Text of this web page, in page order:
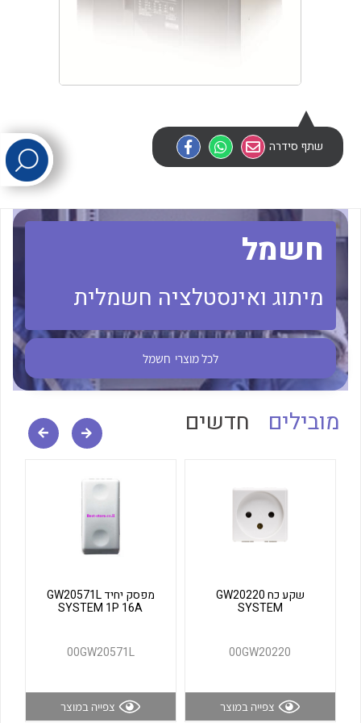
לכל מוצרי היצרן לכל מוצרי היצרן
לכל מוצרי היצרן
שתף סידרה
חשמל
מיתוג ואינסטלציה חשמלית
לכל מוצרי חשמל
מובילים חדשים
שקע כח GW20220
SYSTEM
00GW20220
צפייה במוצר
מפסק יחיד GW20571L
SYSTEM 1P 16A
00GW20571L
צפייה במוצר